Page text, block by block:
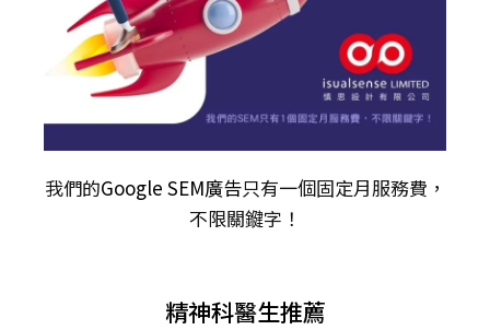
我們的Google SEM廣告只有一個固定月服務費，
不限關𨫡字！
精神科醫生推薦